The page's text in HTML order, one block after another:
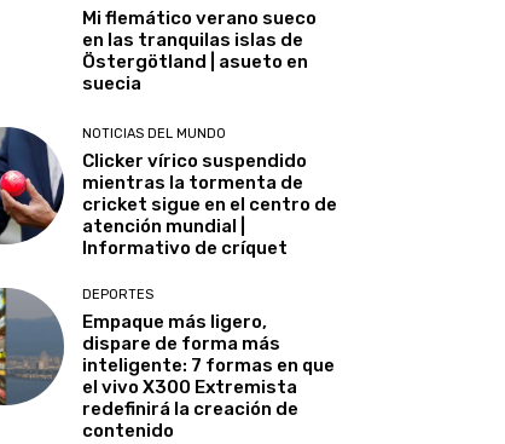
Mi flemático verano sueco
en las tranquilas islas de
Östergötland | asueto en
suecia
NOTICIAS DEL MUNDO
Clicker vírico suspendido
mientras la tormenta de
cricket sigue en el centro de
atención mundial |
Informativo de críquet
DEPORTES
Empaque más ligero,
dispare de forma más
inteligente: 7 formas en que
el vivo X300 Extremista
redefinirá la creación de
contenido